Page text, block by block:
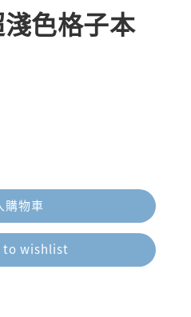
色格子本
購物車
to wishlist